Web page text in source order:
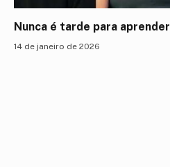
Nunca é tarde para aprender
14 de janeiro de 2026